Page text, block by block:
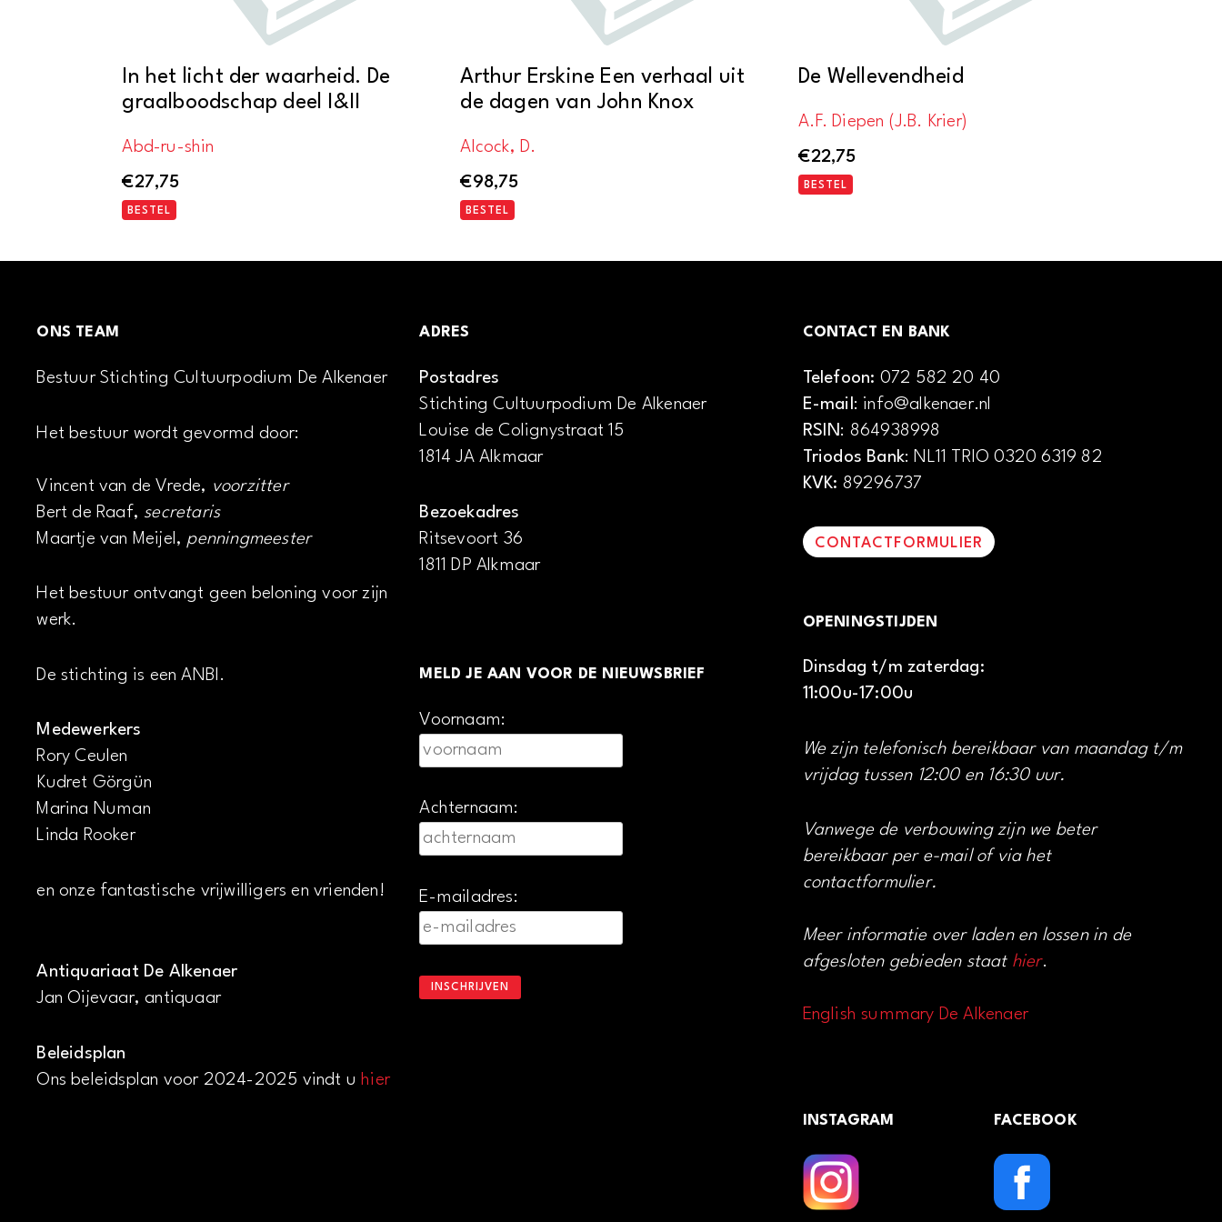
In het licht der waarheid. De
graalboodschap deel I&II
Abd-ru-shin
€27,75
BESTEL
Arthur Erskine Een verhaal uit
de dagen van John Knox
Alcock, D.
€98,75
BESTEL
De Wellevendheid
A.F. Diepen (J.B. Krier)
€22,75
BESTEL
ONS TEAM
Bestuur Stichting Cultuurpodium De Alkenaer
Het bestuur wordt gevormd door:
Vincent van de Vrede, voorzitter
Bert de Raaf, secretaris
Maartje van Meijel, penningmeester
Het bestuur ontvangt geen beloning voor zijn
werk.
De stichting is een ANBI.
Medewerkers
Rory Ceulen
Kudret Görgün
Marina Numan
Linda Rooker
en onze fantastische vrijwilligers en vrienden!
Antiquariaat De Alkenaer
Jan Oijevaar, antiquaar
Beleidsplan
Ons beleidsplan voor 2024-2025 vindt u hier
ADRES
Postadres
Stichting Cultuurpodium De Alkenaer
Louise de Colignystraat 15
1814 JA Alkmaar
Bezoekadres
Ritsevoort 36
1811 DP Alkmaar
MELD JE AAN VOOR DE NIEUWSBRIEF
Voornaam:
Achternaam:
E-mailadres:
CONTACT EN BANK
Telefoon: 072 582 20 40
E-mail: info@alkenaer.nl
RSIN: 864938998
Triodos Bank: NL11 TRIO 0320 6319 82
KVK: 89296737
CONTACTFORMULIER
OPENINGSTIJDEN
Dinsdag t/m zaterdag:
11:00u-17:00u
We zijn telefonisch bereikbaar van maandag t/m
vrijdag tussen 12:00 en 16:30 uur.
Vanwege de verbouwing zijn we beter
bereikbaar per e-mail of via het
contactformulier.
Meer informatie over laden en lossen in de
afgesloten gebieden staat hier.
English summary De Alkenaer
INSTAGRAM FACEBOOK